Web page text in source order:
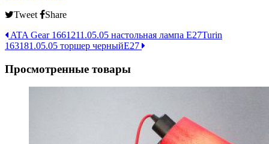
Tweet
Share
ATA Gear 1661211.05.05 настольная лампа Е27Turin
163181.05.05 торшер черныйЕ27
Просмотренные товары